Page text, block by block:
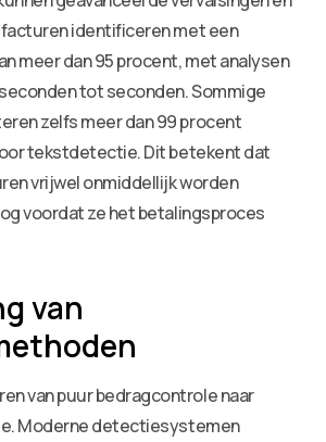
identificeren met een
meer dan 95 procent, met analysen
tot seconden. Sommige
zelfs meer dan 99 procent
tekstdetectie. Dit betekent dat
vrijwel onmiddellijk worden
voordat ze het betalingsproces
van
van puur bedragcontrole naar
Moderne detectiesystemen